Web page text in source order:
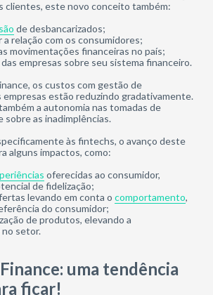
clientes, este novo conceito também:
de desbancarizados;
relação com os consumidores;
movimentações financeiras no país;
empresas sobre seu sistema financeiro.
os custos com gestão de
estão reduzindo gradativamente.
a autonomia nas tomadas de
sobre as inadimplências.
às fintechs, o avanço deste
alguns impactos, como:
oferecidas ao consumidor,
de fidelização;
levando em conta o comportamento,
do consumidor;
de produtos, elevando a
setor.
uma tendência
ficar!